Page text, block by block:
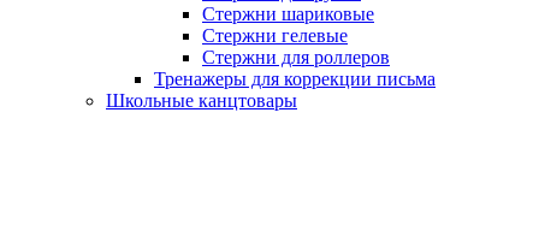
Стержни шариковые
Стержни гелевые
Стержни для роллеров
Тренажеры для коррекции письма
Школьные канцтовары